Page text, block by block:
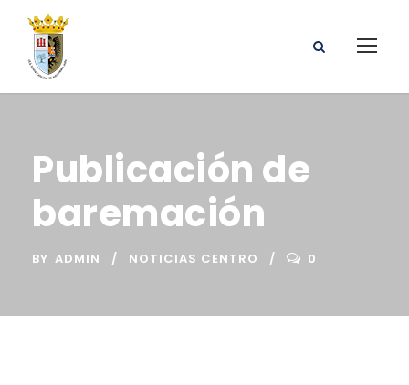
Publicación de
baremación
BY ADMIN NOTICIAS CENTRO 0